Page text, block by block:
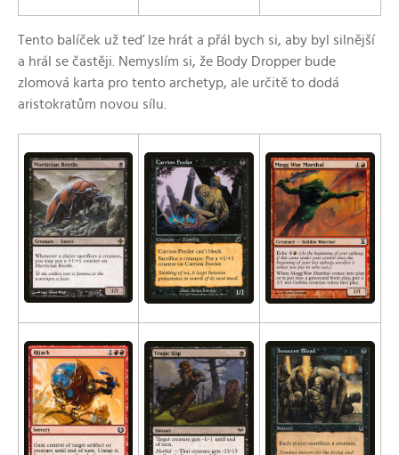
Tento balíček už teď lze hrát a přál bych si, aby byl silnější
a hrál se častěji. Nemyslím si, že Body Dropper bude
zlomová karta pro tento archetyp, ale určitě to dodá
aristokratům novou sílu.